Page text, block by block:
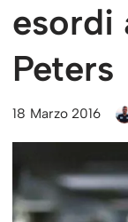
esordi
Peters
18 Marzo 2016